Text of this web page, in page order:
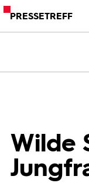
PRESSETREFF
Wilde